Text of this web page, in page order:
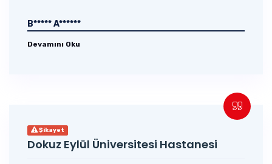
B***** A******
Devamını Oku
Şikayet
Dokuz Eylül Üniversitesi Hastanesi